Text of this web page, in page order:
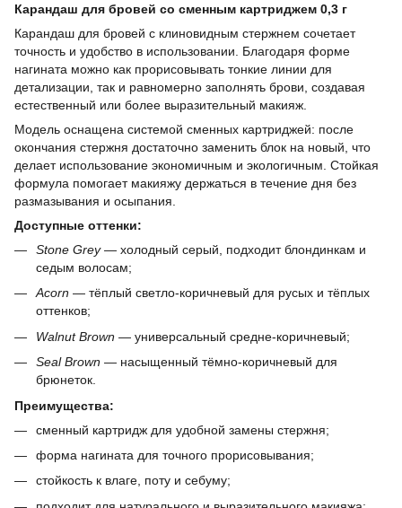
Карандаш для бровей со сменным картриджем 0,3 г
Карандаш для бровей с клиновидным стержнем сочетает
точность и удобство в использовании. Благодаря форме
нагината можно как прорисовывать тонкие линии для
детализации, так и равномерно заполнять брови, создавая
естественный или более выразительный макияж.
Модель оснащена системой сменных картриджей: после
окончания стержня достаточно заменить блок на новый, что
делает использование экономичным и экологичным. Стойкая
формула помогает макияжу держаться в течение дня без
размазывания и осыпания.
Доступные оттенки:
Stone Grey— холодный серый, подходит блондинкам и
седым волосам;
Acorn — тёплый светло-коричневый для русых и тёплых
оттенков;
Walnut Brown — универсальный средне-коричневый;
Seal Brown — насыщенный тёмно-коричневый для
брюнеток.
Преимущества:
сменный картридж для удобной замены стержня;
форма нагината для точного прорисовывания;
стойкость к влаге, поту и себуму;